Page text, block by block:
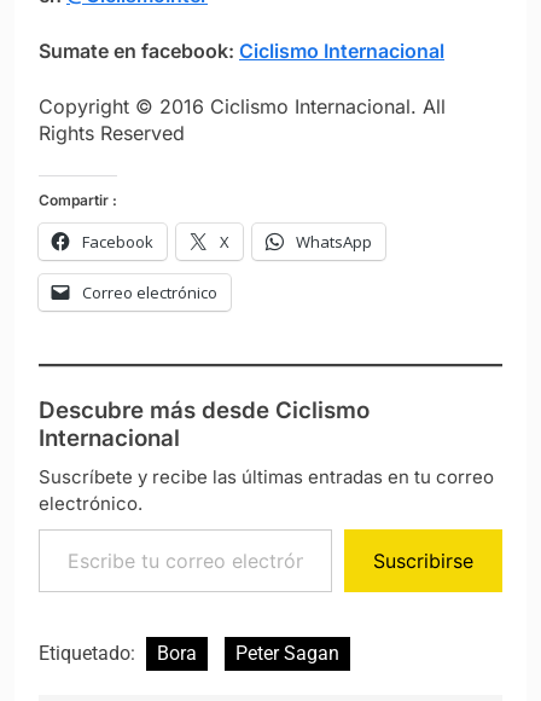
Sumate en facebook: Ciclismo Internacional
Copyright © 2016 Ciclismo Internacional. All
Rights Reserved
Compartir :
Facebook X WhatsApp
Correo electrónico
Descubre más desde Ciclismo
Internacional
Suscríbete y recibe las últimas entradas en tu correo
electrónico.
Escribe tu correo electrónico…
Suscribirse
Etiquetado: Bora Peter Sagan